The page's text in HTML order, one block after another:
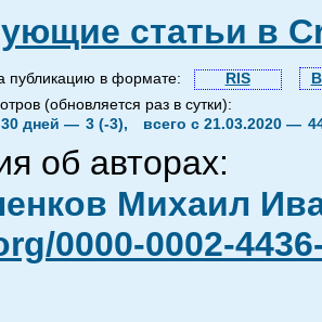
статьи в
публикацию в формате: RIS
(обновляется раз в сутки):
30 дней — 3 (-3), всего с 21.03.2020 —
об авторах:
Михаил
0000-0002-